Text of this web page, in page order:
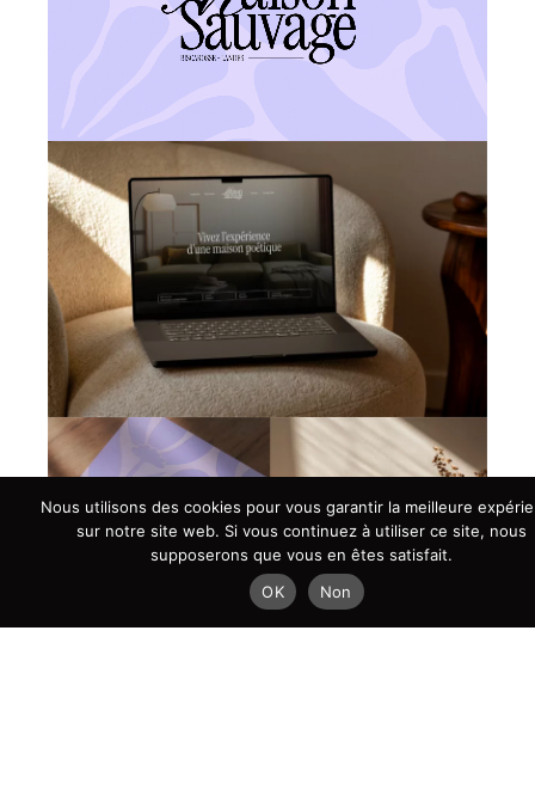
Nous utilisons des cookies pour vous garantir la meilleure
sur notre site web. Si vous continuez à utiliser ce site, nous
supposerons que vous en êtes satisfait.
OK
Non